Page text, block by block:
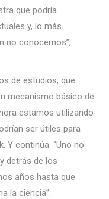
que podría
y, lo más
no conocemos”,
de estudios, que
mecanismo básico de
estamos utilizando
ser útiles para
Y continúa: “Uno no
detrás de los
años hasta que
la ciencia”.